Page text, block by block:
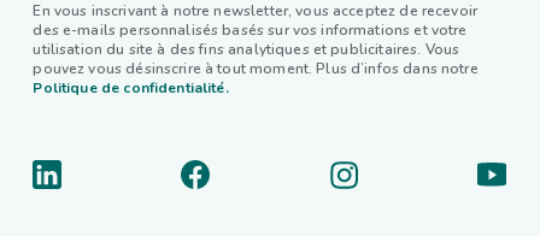
En vous inscrivant à notre newsletter, vous acceptez de recevoir
des e-mails personnalisés basés sur vos informations et votre
utilisation du site à des fins analytiques et publicitaires. Vous
pouvez vous désinscrire à tout moment. Plus d’infos dans notre
Politique de confidentialité.